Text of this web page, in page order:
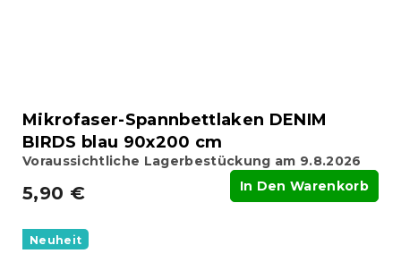
Mikrofaser-Spannbettlaken DENIM
BIRDS blau 90x200 cm
Voraussichtliche Lagerbestückung am 9.8.2026
5,90 € In Den Warenkorb
Neuheit